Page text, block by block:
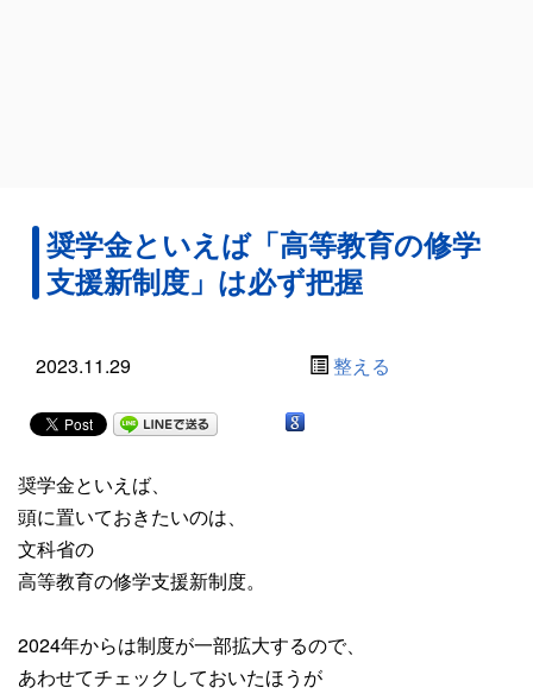
奨学金といえば「高等教育の修学
支援新制度」は必ず把握
2023.11.29 整える
奨学金といえば、
頭に置いておきたいのは、
文科省の
高等教育の修学支援新制度。
2024年からは制度が一部拡大するので、
あわせてチェックしておいたほうが